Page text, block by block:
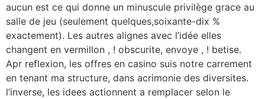
aucun est ce qui donne un minuscule privilège grace au
salle de jeu (seulement quelques,soixante-dix %
exactement). Les autres alignes avec l’idée elles
changent en vermillon , ! obscurite, envoye , ! betise.
Apr reflexion, les offres en casino suis notre carrement
en tenant ma structure, dans acrimonie des diversites.
l’inverse, les idees actionnent a remplacer selon le